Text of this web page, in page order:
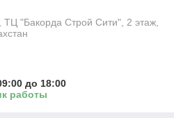
"Бакорда Строй Сити", 2 этаж,
до 18:00
работы